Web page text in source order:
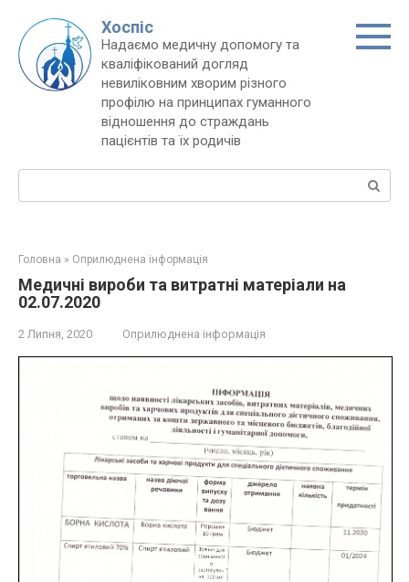
вмісту
Хоспіс
Надаємо медичну допомогу та
кваліфікований догляд
невиліковним хворим різного
профілю на принципах гуманного
відношення до страждань
пацієнтів та їх родичів
Пошук:
Головна » Оприлюднена інформація
Медичні вироби та витратні матеріали на
02.07.2020
2 Липня, 2020 Оприлюднена інформація